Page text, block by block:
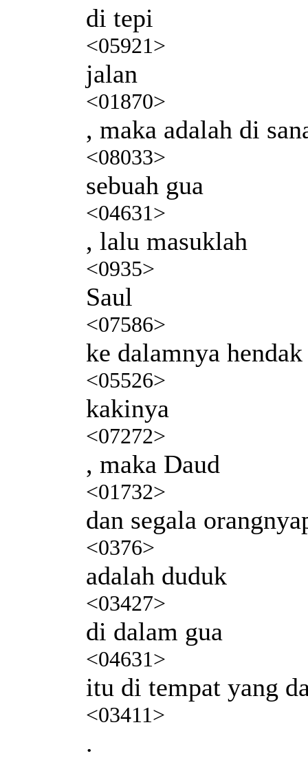
di tepi
<05921>
jalan
<01870>
, maka adalah di
<08033>
sebuah gua
<04631>
, lalu masuklah
<0935>
Saul
<07586>
ke dalamnya
<05526>
kakinya
<07272>
, maka Daud
<01732>
dan segala
<0376>
adalah duduk
<03427>
di dalam gua
<04631>
itu di tempat yang
<03411>
.